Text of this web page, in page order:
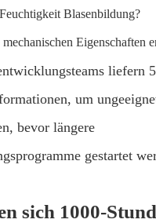
Blasenbildung?
Eigenschaften
liefern
um
bevor längere
gestartet
sich 1000-